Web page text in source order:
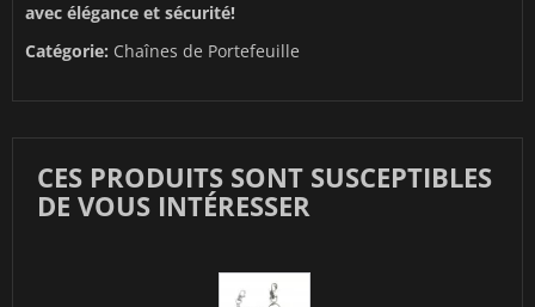
avec élégance et sécurité!
Catégorie: Chaînes de Portefeuille
CES PRODUITS SONT SUSCEPTIBLES
DE VOUS INTÉRESSER